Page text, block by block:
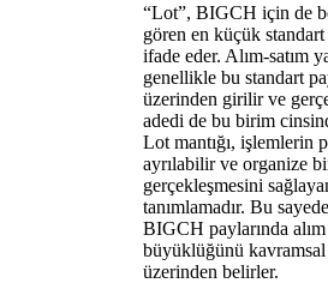
“Lot”, BIGCH için de
gören en küçük
ifade eder. Alım‑satım
genellikle bu standart
üzerinden girilir ve
adedi de bu birim
Lot mantığı, işlemlerin
ayrılabilir ve organize
gerçekleşmesini
tanımlamadır. Bu
BIGCH paylarında alım
büyüklüğünü kavramsal
üzerinden belirler.